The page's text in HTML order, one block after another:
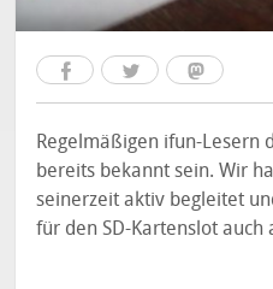
Regelmäßigen ifun-Lesern
bereits bekannt sein. Wir
seinerzeit aktiv begleitet
für den SD-Kartenslot